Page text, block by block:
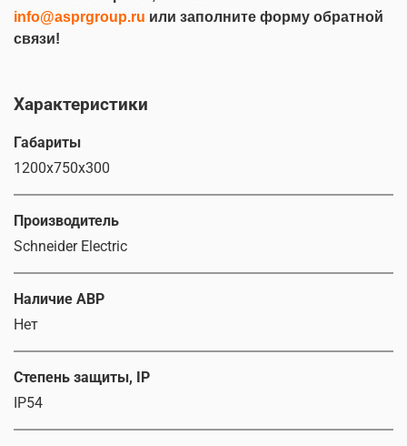
info@asprgroup.ru или заполните форму обратной
связи!
Характеристики
Габариты
1200х750х300
Производитель
Schneider Electric
Наличие АВР
Нет
Степень защиты, IP
IP54